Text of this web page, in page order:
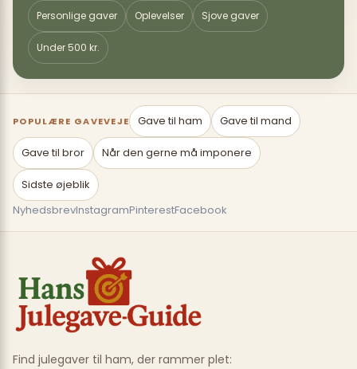
Personlige gaver Oplevelser Sjove gaver
Under 500 kr.
POPULÆRE GAVEVEJE Gave til ham Gave til mand
Gave til bror Når den gerne må imponere
Sidste øjeblik
NyhedsbrevInstagramPinterestFacebook
Find julegaver til ham, der rammer plet: